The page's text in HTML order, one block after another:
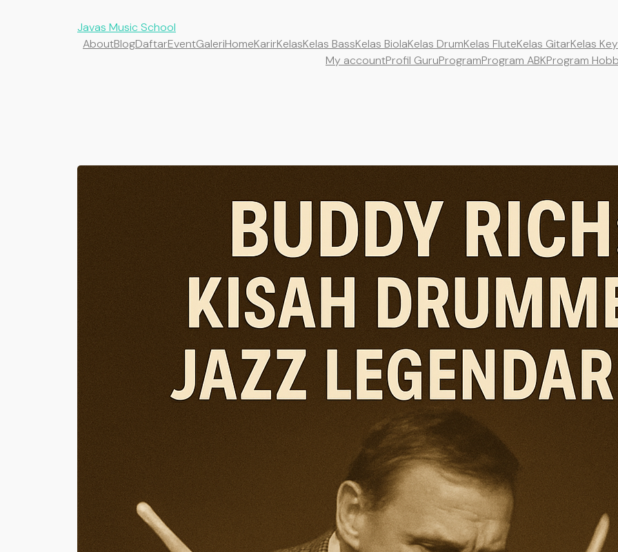
Javas Music School
AboutBlogDaftarEventGaleriHomeKarirKelasKelas BassKelas BiolaKelas DrumKelas FluteKelas GitarKelas
My accountProfil GuruProgramProgram ABKProgram